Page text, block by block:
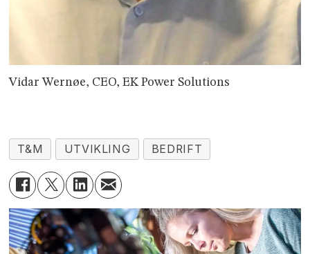
Vidar Wernøe, CEO, EK Power Solutions
T&M UTVIKLING BEDRIFT